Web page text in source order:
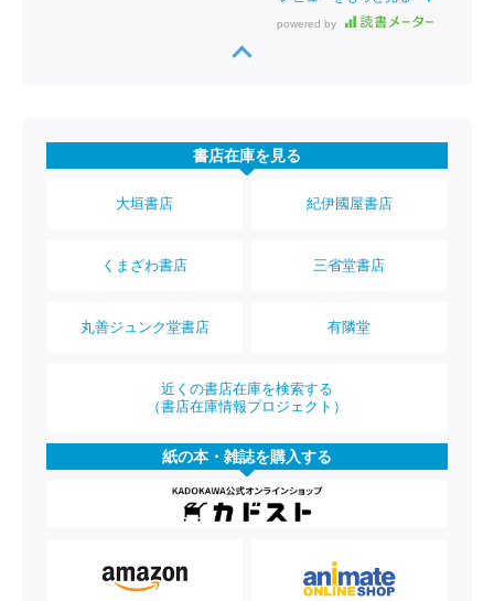
powered by
書店在庫を見る
大垣書店 紀伊國屋書店
くまざわ書店 三省堂書店
丸善ジュンク堂書店 有隣堂
近くの書店在庫を検索する
（書店在庫情報プロジェクト）
紙の本・雑誌を購入する